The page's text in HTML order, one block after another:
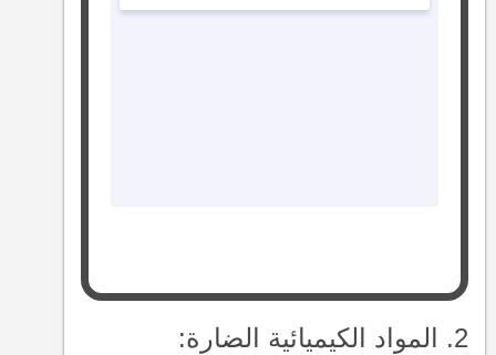
2. المواد الكيميائية الضارة: